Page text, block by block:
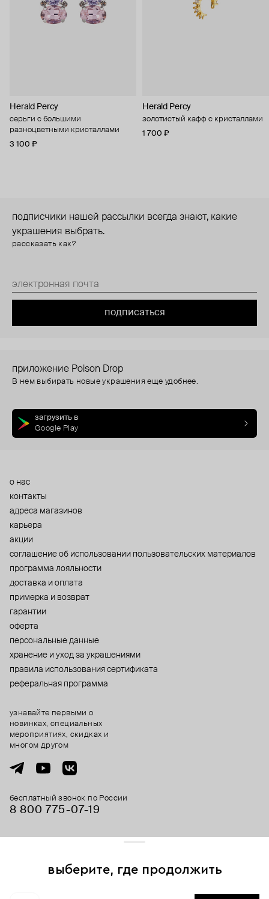
Herald Percy
серьги с большими
разноцветными кристаллами
3 100 ₽
Herald Percy
золотистый кафф с кристаллами
1 700 ₽
подписчики нашей рассылки всегда знают, какие
украшения выбрать.
рассказать как?
подписаться
приложение Poison Drop
В нем выбирать новые украшения еще удобнее.
загрузить в
Google Play
о нас
контакты
адреса магазинов
карьера
акции
cоглашение об использовании пользовательских материалов
программа лояльности
доставка и оплата
примерка и возврат
гарантии
оферта
персональные данные
хранение и уход за украшениями
правила использования сертификата
реферальная программа
бесплатный звонок по России
8 800 775⁠-07⁠-19
узнавайте первыми о
новинках, специальных
мероприятиях, скидках и
многом другом
выберите, где продолжить